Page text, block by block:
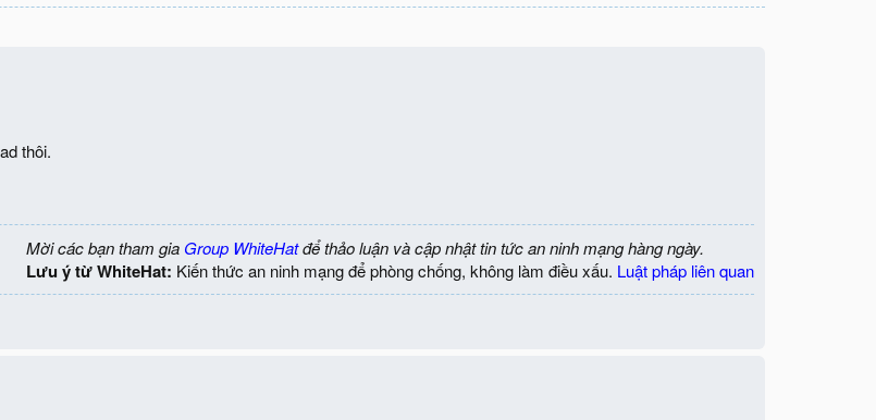
thôi.
Mời các bạn tham gia Group WhiteHatđể thảo luận và cập nhật tin tức an ninh mạng hàng ngày.
Lưu ý từ WhiteHat: Kiến thức an ninh mạng để phòng chống, không làm điều xấu. Luật pháp liên quan